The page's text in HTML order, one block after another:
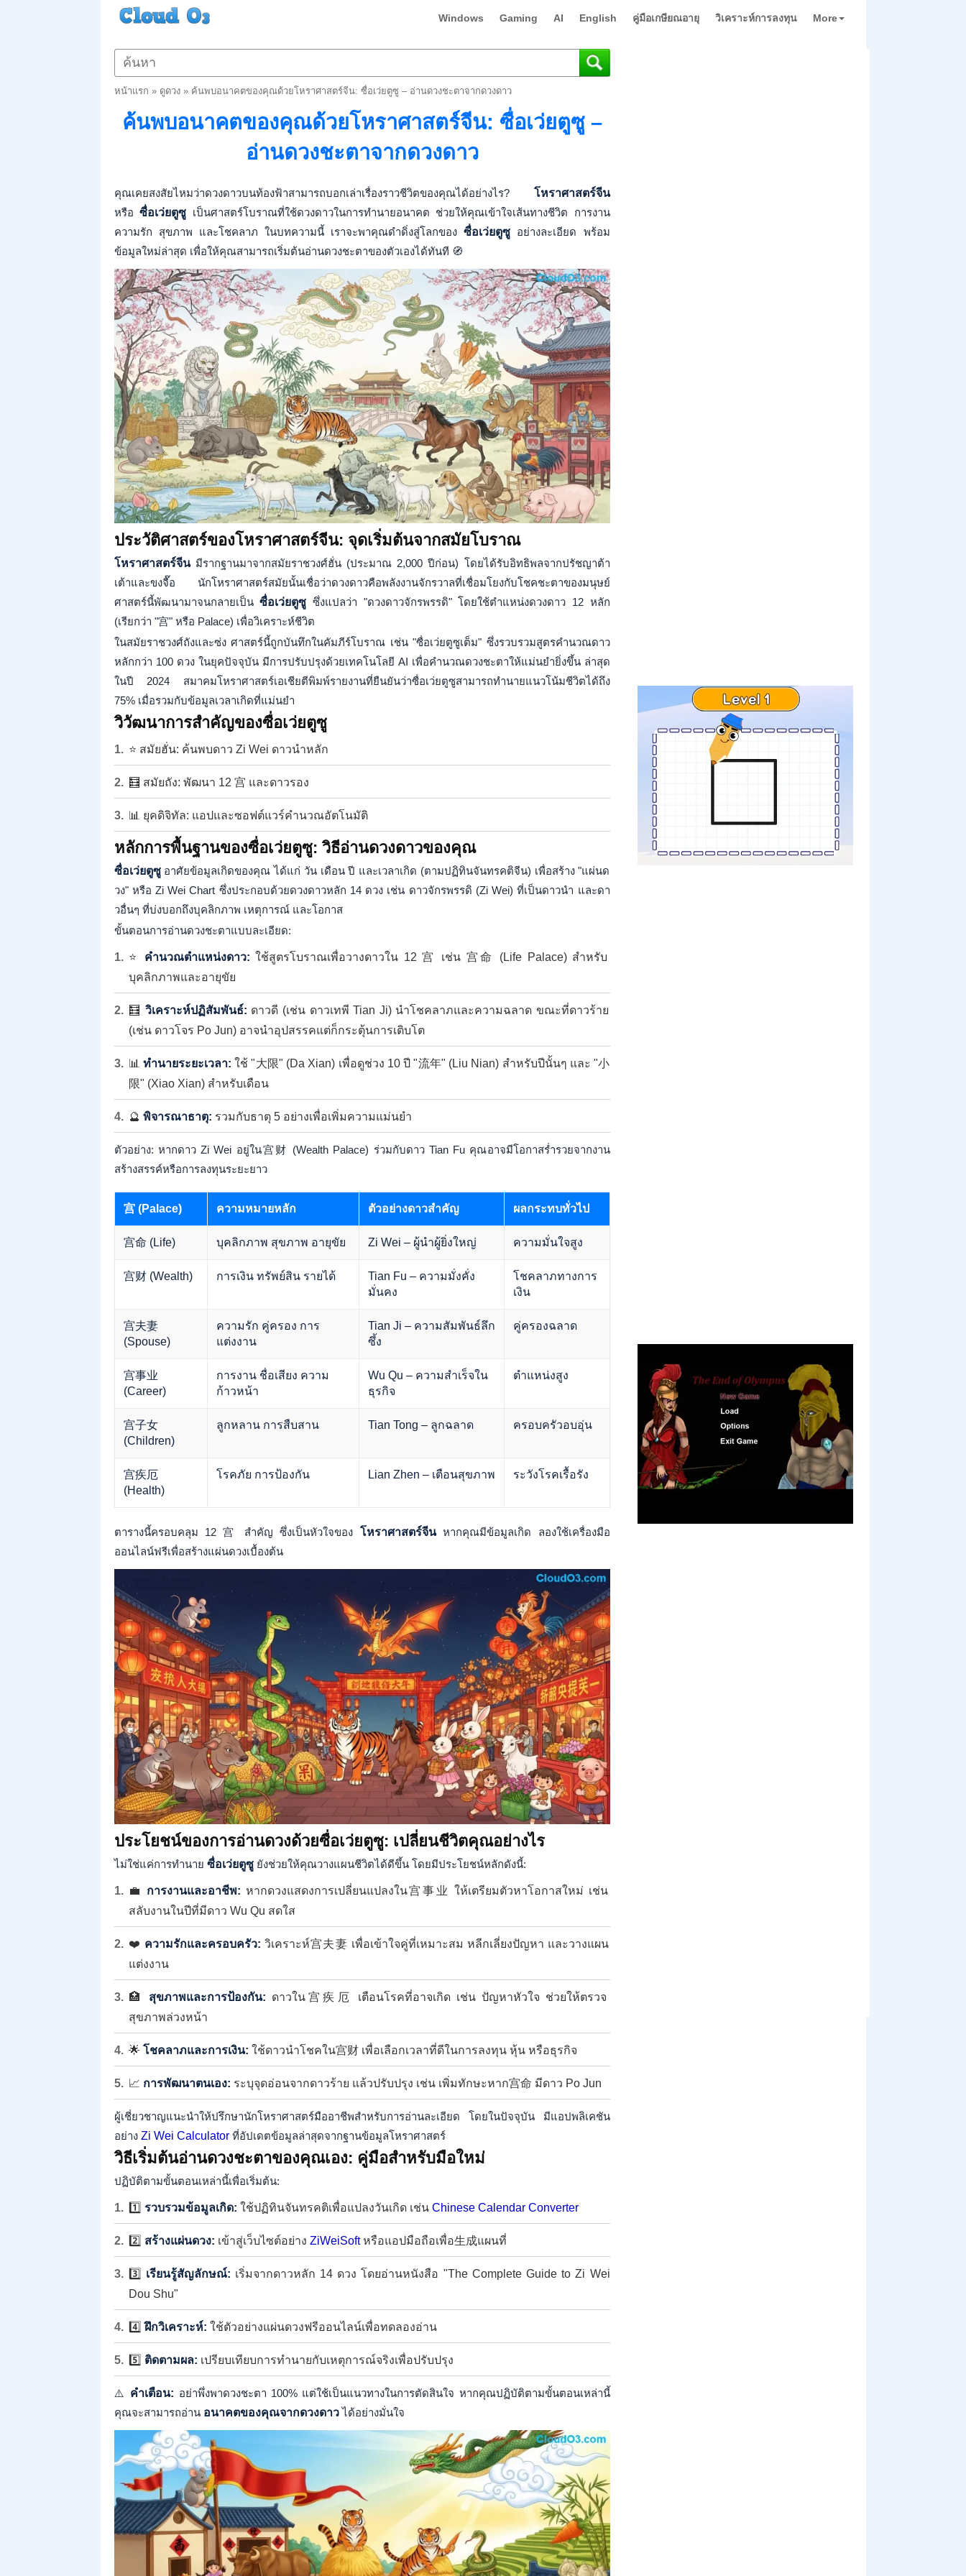
Windows Gaming AI English คู่มือเกษียณอายุ วิเคราะห์การลงทุน More
หน้าแรก » ดูดวง» ค้นพบอนาคตของคุณด้วยโหราศาสตร์จีน: ซื่อเว่ยตูซู – อ่านดวงชะตาจากดวงดาว
ค้นพบอนาคตของคุณด้วยโหราศาสตร์จีน: ซื่อเว่ยตูซู –
อ่านดวงชะตาจากดวงดาว
คุณเคยสงสัยไหมว่าดวงดาวบนท้องฟ้าสามารถบอกเล่าเรื่องราวชีวิตของคุณได้อย่างไร? โหราศาสตร์จีน
หรือ ซื่อเว่ยตูซู เป็นศาสตร์โบราณที่ใช้ดวงดาวในการทำนายอนาคต ช่วยให้คุณเข้าใจเส้นทางชีวิต การงาน
ความรัก สุขภาพ และโชคลาภ ในบทความนี้ เราจะพาคุณดำดิ่งสู่โลกของซื่อเว่ยตูซู อย่างละเอียด พร้อม
ข้อมูลใหม่ล่าสุด เพื่อให้คุณสามารถเริ่มต้นอ่านดวงชะตาของตัวเองได้ทันที 🧭
ประวัติศาสตร์ของโหราศาสตร์จีน: จุดเริ่มต้นจากสมัยโบราณ
โหราศาสตร์จีนมีรากฐานมาจากสมัยราชวงศ์ฮั่น (ประมาณ 2,000 ปีก่อน) โดยได้รับอิทธิพลจากปรัชญาต้า
เต้าและขงจื๊อ นักโหราศาสตร์สมัยนั้นเชื่อว่าดวงดาวคือพลังงานจักรวาลที่เชื่อมโยงกับโชคชะตาของมนุษย์
ศาสตร์นี้พัฒนามาจนกลายเป็นซื่อเว่ยตูซู ซึ่งแปลว่า "ดวงดาวจักรพรรดิ" โดยใช้ตำแหน่งดวงดาว 12 หลัก
(เรียกว่า "宫" หรือ Palace) เพื่อวิเคราะห์ชีวิต
ในสมัยราชวงศ์ถังและซ่ง ศาสตร์นี้ถูกบันทึกในคัมภีร์โบราณ เช่น "ซื่อเว่ยตูซูเต็ม" ซึ่งรวบรวมสูตรคำนวณดาว
หลักกว่า 100 ดวง ในยุคปัจจุบัน มีการปรับปรุงด้วยเทคโนโลยี AI เพื่อคำนวณดวงชะตาให้แม่นยำยิ่งขึ้น ล่าสุด
ในปี 2024 สมาคมโหราศาสตร์เอเชียตีพิมพ์รายงานที่ยืนยันว่าซื่อเว่ยตูซูสามารถทำนายแนวโน้มชีวิตได้ถึง
75% เมื่อรวมกับข้อมูลเวลาเกิดที่แม่นยำ
วิวัฒนาการสำคัญของซื่อเว่ยตูซู
⭐ สมัยฮั่น: ค้นพบดาว Zi Wei ดาวนำหลัก
🧮 สมัยถัง: พัฒนา 12 宫 และดาวรอง
📊 ยุคดิจิทัล: แอปและซอฟต์แวร์คำนวณอัตโนมัติ
หลักการพื้นฐานของซื่อเว่ยตูซู: วิธีอ่านดวงดาวของคุณ
ซื่อเว่ยตูซูอาศัยข้อมูลเกิดของคุณ ได้แก่ วัน เดือน ปี และเวลาเกิด (ตามปฏิทินจันทรคติจีน) เพื่อสร้าง "แผ่นด
วง" หรือ Zi Wei Chart ซึ่งประกอบด้วยดวงดาวหลัก 14 ดวง เช่น ดาวจักรพรรดิ (Zi Wei) ที่เป็นดาวนำ และดา
วอื่นๆ ที่บ่งบอกถึงบุคลิกภาพ เหตุการณ์ และโอกาส
ขั้นตอนการอ่านดวงชะตาแบบละเอียด:
⭐ คำนวณตำแหน่งดาว: ใช้สูตรโบราณเพื่อวางดาวใน 12 宫 เช่น 宫命 (Life Palace) สำหรับ
บุคลิกภาพและอายุขัย
🧮 วิเคราะห์ปฏิสัมพันธ์: ดาวดี (เช่น ดาวเทพี Tian Ji) นำโชคลาภและความฉลาด ขณะที่ดาวร้าย
(เช่น ดาวโจร Po Jun) อาจนำอุปสรรคแต่ก็กระตุ้นการเติบโต
📊 ทำนายระยะเวลา: ใช้ "大限" (Da Xian) เพื่อดูช่วง 10 ปี "流年" (Liu Nian) สำหรับปีนั้นๆ และ "小
限" (Xiao Xian) สำหรับเดือน
🔮 พิจารณาธาตุ: รวมกับธาตุ 5 อย่างเพื่อเพิ่มความแม่นยำ
ตัวอย่าง: หากดาว Zi Wei อยู่ใน宫财 (Wealth Palace) ร่วมกับดาว Tian Fu คุณอาจมีโอกาสร่ำรวยจากงาน
สร้างสรรค์หรือการลงทุนระยะยาว
宫 (Palace) ความหมายหลัก ตัวอย่างดาวสำคัญ ผลกระทบทั่วไป
宫命 (Life) บุคลิกภาพ สุขภาพ อายุขัย Zi Wei – ผู้นำผู้ยิ่งใหญ่ ความมั่นใจสูง
宫财 (Wealth) การเงิน ทรัพย์สิน รายได้
Tian Fu – ความมั่งคั่ง
มั่นคง
โชคลาภทางการ
เงิน
宫夫妻
(Spouse)
ความรัก คู่ครอง การ
แต่งงาน
Tian Ji – ความสัมพันธ์ลึก
ซึ้ง
คู่ครองฉลาด
宫事业
(Career)
การงาน ชื่อเสียง ความ
ก้าวหน้า
Wu Qu – ความสำเร็จใน
ธุรกิจ
ตำแหน่งสูง
宫子女
(Children)
ลูกหลาน การสืบสาน Tian Tong – ลูกฉลาด ครอบครัวอบอุ่น
宫疾厄
(Health)
โรคภัย การป้องกัน Lian Zhen – เตือนสุขภาพ ระวังโรคเรื้อรัง
ตารางนี้ครอบคลุม 12 宫 สำคัญ ซึ่งเป็นหัวใจของ โหราศาสตร์จีนหากคุณมีข้อมูลเกิด ลองใช้เครื่องมือ
ออนไลน์ฟรีเพื่อสร้างแผ่นดวงเบื้องต้น
ประโยชน์ของการอ่านดวงด้วยซื่อเว่ยตูซู: เปลี่ยนชีวิตคุณอย่างไร
ไม่ใช่แค่การทำนาย ซื่อเว่ยตูซูยังช่วยให้คุณวางแผนชีวิตได้ดีขึ้น โดยมีประโยชน์หลักดังนี้:
💼 การงานและอาชีพ: หากดวงแสดงการเปลี่ยนแปลงใน宫事业 ให้เตรียมตัวหาโอกาสใหม่ เช่น
สลับงานในปีที่มีดาว Wu Qu สดใส
❤️ ความรักและครอบครัว: วิเคราะห์宫夫妻 เพื่อเข้าใจคู่ที่เหมาะสม หลีกเลี่ยงปัญหา และวางแผน
แต่งงาน
🏥 สุขภาพและการป้องกัน: ดาวใน宫疾厄 เตือนโรคที่อาจเกิด เช่น ปัญหาหัวใจ ช่วยให้ตรวจ
สุขภาพล่วงหน้า
🌟 โชคลาภและการเงิน: ใช้ดาวนำโชคใน宫财 เพื่อเลือกเวลาที่ดีในการลงทุน หุ้น หรือธุรกิจ
📈 การพัฒนาตนเอง: ระบุจุดอ่อนจากดาวร้าย แล้วปรับปรุง เช่น เพิ่มทักษะหาก宫命 มีดาว Po Jun
ผู้เชี่ยวชาญแนะนำให้ปรึกษานักโหราศาสตร์มืออาชีพสำหรับการอ่านละเอียด โดยในปัจจุบัน มีแอปพลิเคชัน
อย่าง Zi Wei Calculatorที่อัปเดตข้อมูลล่าสุดจากฐานข้อมูลโหราศาสตร์
วิธีเริ่มต้นอ่านดวงชะตาของคุณเอง: คู่มือสำหรับมือใหม่
ปฏิบัติตามขั้นตอนเหล่านี้เพื่อเริ่มต้น:
1️⃣ รวบรวมข้อมูลเกิด: ใช้ปฏิทินจันทรคติเพื่อแปลงวันเกิด เช่น Chinese Calendar Converter
2️⃣ สร้างแผ่นดวง: เข้าสู่เว็บไซต์อย่าง ZiWeiSoftหรือแอปมือถือเพื่อ生成แผนที่
3️⃣ เรียนรู้สัญลักษณ์: เริ่มจากดาวหลัก 14 ดวง โดยอ่านหนังสือ "The Complete Guide to Zi Wei
Dou Shu"
4️⃣ฝึกวิเคราะห์: ใช้ตัวอย่างแผ่นดวงฟรีออนไลน์เพื่อทดลองอ่าน
5️⃣ ติดตามผล: เปรียบเทียบการทำนายกับเหตุการณ์จริงเพื่อปรับปรุง
⚠️ คำเตือน: อย่าพึ่งพาดวงชะตา 100% แต่ใช้เป็นแนวทางในการตัดสินใจ หากคุณปฏิบัติตามขั้นตอนเหล่านี้
คุณจะสามารถอ่าน อนาคตของคุณจากดวงดาวได้อย่างมั่นใจ